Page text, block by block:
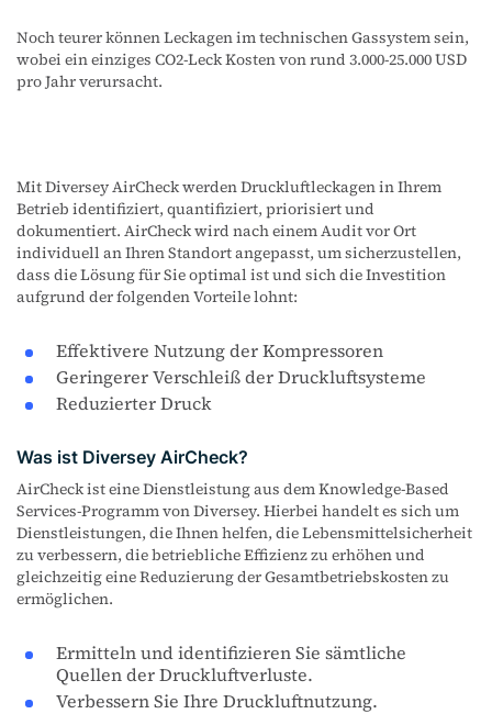
Noch teurer können Leckagen im technischen Gassystem sein,
wobei ein einziges CO2-Leck Kosten von rund 3.000-25.000 USD
pro Jahr verursacht.
Mit Diversey AirCheck werden Druckluftleckagen in Ihrem
Betrieb identifiziert, quantifiziert, priorisiert und
dokumentiert. AirCheck wird nach einem Audit vor Ort
individuell an Ihren Standort angepasst, um sicherzustellen,
dass die Lösung für Sie optimal ist und sich die Investition
aufgrund der folgenden Vorteile lohnt:
Effektivere Nutzung der Kompressoren
Geringerer Verschleiß der Druckluftsysteme
Reduzierter Druck
Was ist Diversey AirCheck?
AirCheck ist eine Dienstleistung aus dem Knowledge-Based
Services-Programm von Diversey. Hierbei handelt es sich um
Dienstleistungen, die Ihnen helfen, die Lebensmittelsicherheit
zu verbessern, die betriebliche Effizienz zu erhöhen und
gleichzeitig eine Reduzierung der Gesamtbetriebskosten zu
ermöglichen.
Ermitteln und identifizieren Sie sämtliche
Quellen der Druckluftverluste.
Verbessern Sie Ihre Druckluftnutzung.